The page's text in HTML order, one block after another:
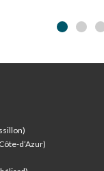
d’Azur)